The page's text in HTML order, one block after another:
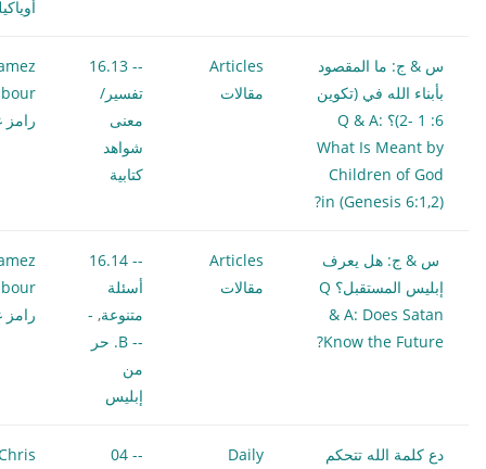
س & ج: ما المقصود
بأبناء الله في (تكوين
6: 1 -2)؟ Q & A:
What Is Meant by
Children of God
in (Genesis 6:1,2)?
Articles
مقالات
-- 16.13
تفسير/
معنى
شواهد
كتابية
رامز
س & ج: هل يعرف
إبليس المستقبل؟ Q
& A: Does Satan
Know the Future?
Articles
مقالات
-- 16.14
أسئلة
متنوعة,
-
-- B. حر
من
إبليس
رامز
دع كلمة الله تتحكم
Daily
-- 04